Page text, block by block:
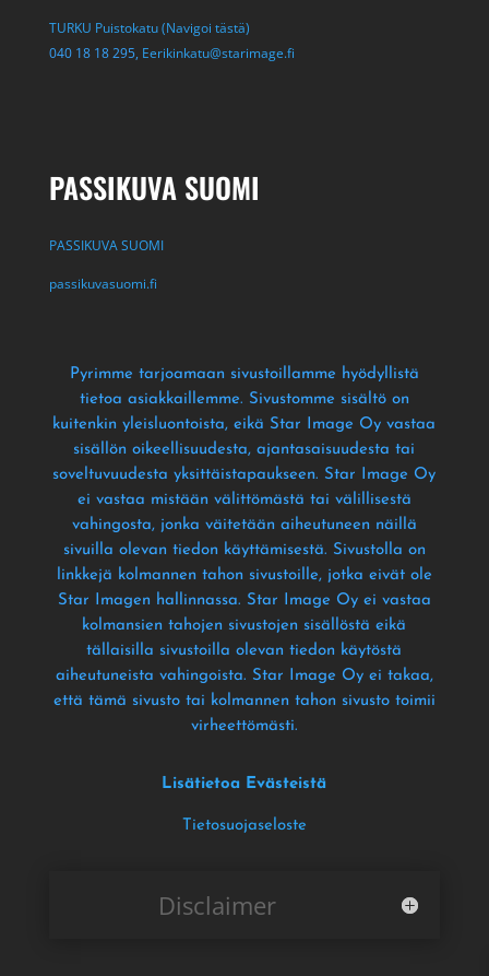
TURKU Puistokatu (Navigoi tästä)
040 18 18 295, Eerikinkatu@starimage.fi
PASSIKUVA SUOMI
PASSIKUVA SUOMI
passikuvasuomi.fi
Pyrimme tarjoamaan sivustoillamme hyödyllistä
tietoa asiakkaillemme. Sivustomme sisältö on
kuitenkin yleisluontoista, eikä Star Image Oy vastaa
sisällön oikeellisuudesta, ajantasaisuudesta tai
soveltuvuudesta yksittäistapaukseen. Star Image Oy
ei vastaa mistään välittömästä tai välillisestä
vahingosta, jonka väitetään aiheutuneen näillä
sivuilla olevan tiedon käyttämisestä. Sivustolla on
linkkejä kolmannen tahon sivustoille, jotka eivät ole
Star Imagen hallinnassa. Star Image Oy ei vastaa
kolmansien tahojen sivustojen sisällöstä eikä
tällaisilla sivustoilla olevan tiedon käytöstä
aiheutuneista vahingoista. Star Image Oy ei takaa,
että tämä sivusto tai kolmannen tahon sivusto toimii
virheettömästi.
Lisätietoa Evästeistä
Tietosuojaseloste
Disclaimer